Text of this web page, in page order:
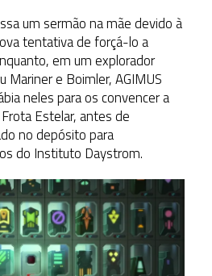
um sermão na mãe devido à
tentativa de forçá-lo a
em um explorador
Mariner e Boimler, AGIMUS
neles para os convencer a
Estelar, antes de
no depósito para
do Instituto Daystrom.